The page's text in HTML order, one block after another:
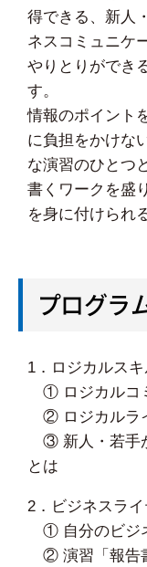
得できる、新人
ネスコミュニケ
やりとりができ
す。
情報のポイント
に負担をかけな
な演習のひとつ
書くワークを盛
を身に付けられ
プログラ
1．ロジカルス
① ロジカルコ
② ロジカルラ
③ 新人・若手
とは
2．ビジネスラ
① 自分のビジ
② 演習「報告